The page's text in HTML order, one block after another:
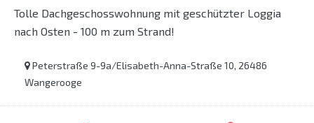
Tolle Dachgeschosswohnung mit geschützter Loggia
nach Osten - 100 m zum Strand!
Peterstraße 9-9a/Elisabeth-Anna-Straße 10, 26486
Wangerooge